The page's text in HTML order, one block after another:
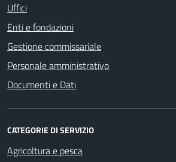
Uffici
Enti e fondazioni
Gestione commissariale
Personale amministrativo
Documenti e Dati
CATEGORIE DI SERVIZIO
Agricoltura e pesca